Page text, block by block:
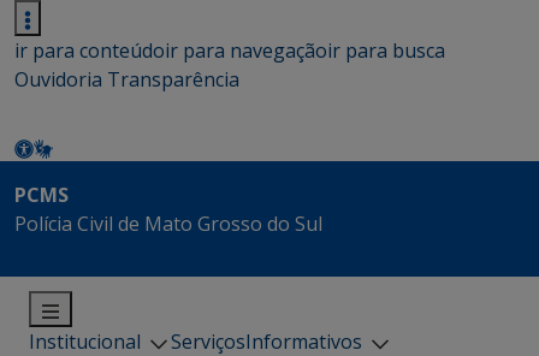
ir para conteúdoir para navegaçãoir para busca
Ouvidoria Transparência
PCMS
Polícia Civil de Mato Grosso do Sul
Institucional ServiçosInformativos